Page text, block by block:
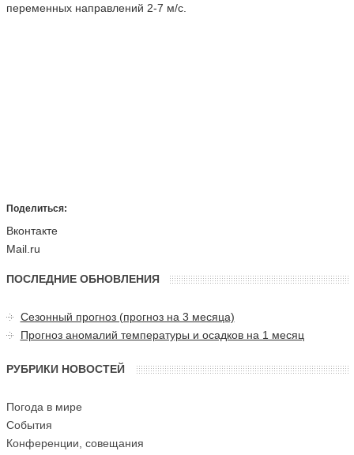
переменных направлений 2-7 м/с.
Поделиться:
Вконтакте
Mail.ru
ПОСЛЕДНИЕ ОБНОВЛЕНИЯ
Сезонный прогноз (прогноз на 3 месяца)
Прогноз аномалий температуры и осадков на 1 месяц
РУБРИКИ НОВОСТЕЙ
Погода в мире
События
Конференции, совещания